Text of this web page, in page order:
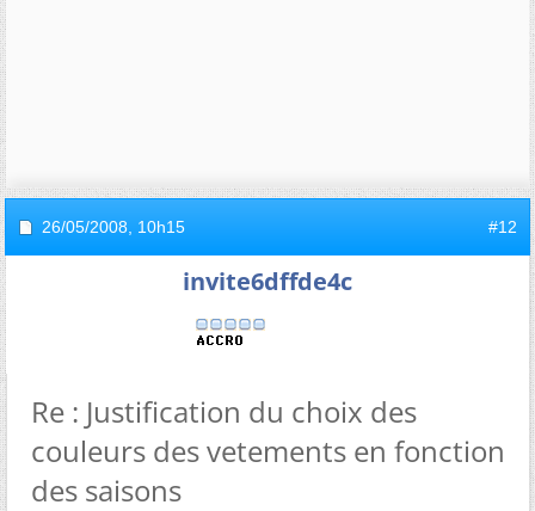
26/05/2008, 10h15 #12
invite6dffde4c
Re : Justification du choix des
couleurs des vetements en fonction
des saisons